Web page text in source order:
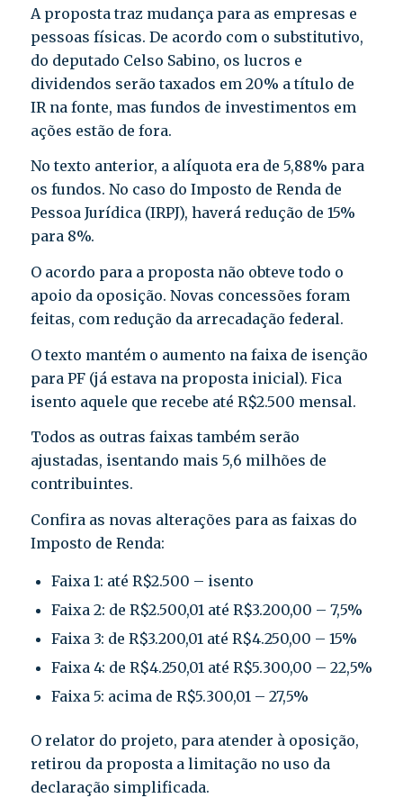
A proposta traz mudança para as empresas e
pessoas físicas. De acordo com o substitutivo,
do deputado Celso Sabino, os lucros e
dividendos serão taxados em 20% a título de
IR na fonte, mas fundos de investimentos em
ações estão de fora.
No texto anterior, a alíquota era de 5,88% para
os fundos. No caso do Imposto de Renda de
Pessoa Jurídica (IRPJ), haverá redução de 15%
para 8%.
O acordo para a proposta não obteve todo o
apoio da oposição. Novas concessões foram
feitas, com redução da arrecadação federal.
O texto mantém o aumento na faixa de isenção
para PF (já estava na proposta inicial). Fica
isento aquele que recebe até R$2.500 mensal.
Todos as outras faixas também serão
ajustadas, isentando mais 5,6 milhões de
contribuintes.
Confira as novas alterações para as faixas do
Imposto de Renda:
Faixa 1: até R$2.500 – isento
Faixa 2: de R$2.500,01 até R$3.200,00 – 7,5%
Faixa 3: de R$3.200,01 até R$4.250,00 – 15%
Faixa 4: de R$4.250,01 até R$5.300,00 – 22,5%
Faixa 5: acima de R$5.300,01 – 27,5%
O relator do projeto, para atender à oposição,
retirou da proposta a limitação no uso da
declaração simplificada.